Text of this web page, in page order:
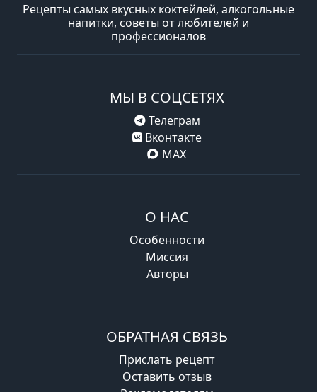
Рецепты самых вкусных коктейлей, алкогольные
напитки, советы от любителей и
профессионалов
МЫ В СОЦСЕТЯХ
Телеграм
Вконтакте
MAX
О НАС
Особенности
Миссия
Авторы
ОБРАТНАЯ СВЯЗЬ
Прислать рецепт
Оставить отзыв